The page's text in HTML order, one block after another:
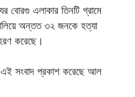
বোরগু এলাকার তিনটি গ্রামে
অন্তত ৩২ জনকে হত্যা
করেছে।
এই সংবাদ প্রকাশ করেছে আল